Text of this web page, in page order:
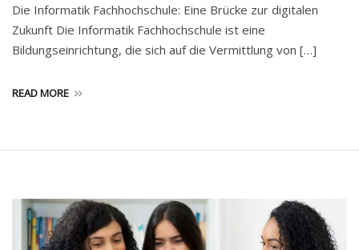
Die Informatik Fachhochschule: Eine Brücke zur digitalen
Zukunft Die Informatik Fachhochschule ist eine
Bildungseinrichtung, die sich auf die Vermittlung von […]
READ MORE